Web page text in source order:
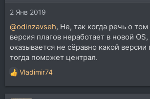
2 Янв 2019
@odinzavseh, Не, так когда речь о том
версия плагов неработает в новой
оказывается не сёравно какой
тогда поможет централ.
Р
е
а
Vladimir74